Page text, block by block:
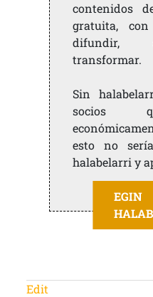
contenidos
gratuita,
difundir,
transformar.
Sin
socios
esto no
halabelarri y
Edit